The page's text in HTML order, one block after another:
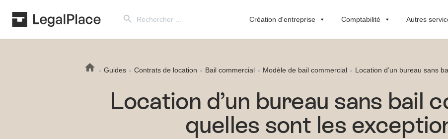
for:
Création d'entreprise Comptabilité Autres
Guides Contrats de location Bail commercial Modèle de bail commercial Location d’un bureau sans
Location d’un bureau sans bail
quelles sont les